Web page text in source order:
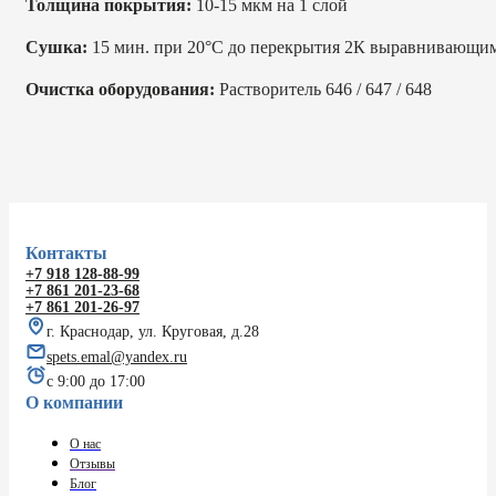
Толщина покрытия: 10-15 мкм на 1 слой
Сушка: 15 мин. при 20°C до перекрытия 2К
Очистка оборудования: Растворитель 646 / 647 / 648
Контакты
+7 918 128-88-99
+7 861 201-23-68
+7 861 201-26-97
г. Краснодар, ул. Круговая, д.28
spets.emal@yandex.ru
с 9:00 до 17:00
О компании
О нас
Отзывы
Блог